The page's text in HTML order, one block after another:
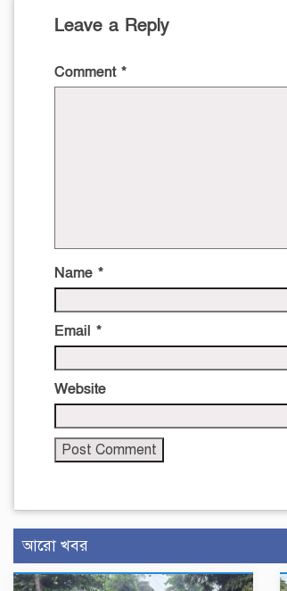
Leave a Reply
Comment *
Name *
Email *
Website
আরো খবর